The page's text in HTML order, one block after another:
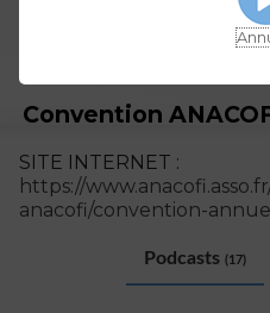
Convention
SITE INTERNET :
https://
anacofi/convention-
Podcasts (17)